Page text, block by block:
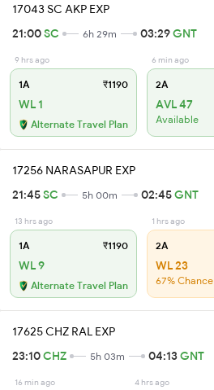
17043 SC AKP EXP
21:00SC 6h 29m 03:29GNT
9 hrs ago
1A ₹1190
WL 1
Alternate Travel Plan
6 min ago
2A
AVL 47
Available
17256 NARASAPUR EXP
21:45SC 5h 00m 02:45GNT
13 hrs ago
1A ₹1190
WL 9
Alternate Travel Plan
1 hrs ago
2A
WL 23
67% Chance
17625 CHZ RAL EXP
23:10CHZ 5h 03m 04:13GNT
16 min ago 4 hrs ago